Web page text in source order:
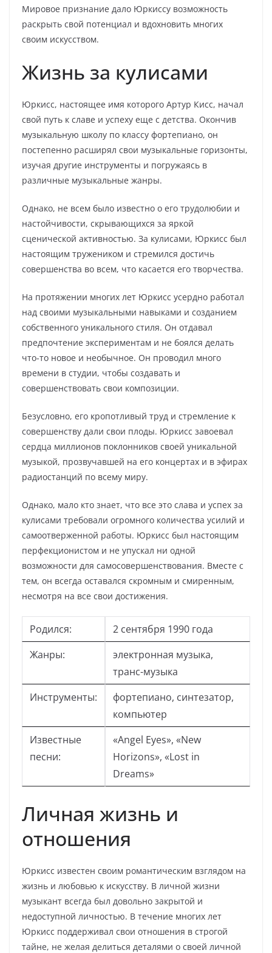
Мировое признание дало Юркиссу возможность
раскрыть свой потенциал и вдохновить многих
своим искусством.
Жизнь за кулисами
Юркисс, настоящее имя которого Артур Кисс, начал
свой путь к славе и успеху еще с детства. Окончив
музыкальную школу по классу фортепиано, он
постепенно расширял свои музыкальные горизонты,
изучая другие инструменты и погружаясь в
различные музыкальные жанры.
Однако, не всем было известно о его трудолюбии и
настойчивости, скрывающихся за яркой
сценической активностью. За кулисами, Юркисс был
настоящим тружеником и стремился достичь
совершенства во всем, что касается его творчества.
На протяжении многих лет Юркисс усердно работал
над своими музыкальными навыками и созданием
собственного уникального стиля. Он отдавал
предпочтение экспериментам и не боялся делать
что-то новое и необычное. Он проводил много
времени в студии, чтобы создавать и
совершенствовать свои композиции.
Безусловно, его кропотливый труд и стремление к
совершенству дали свои плоды. Юркисс завоевал
сердца миллионов поклонников своей уникальной
музыкой, прозвучавшей на его концертах и в эфирах
радиостанций по всему миру.
Однако, мало кто знает, что все это слава и успех за
кулисами требовали огромного количества усилий и
самоотверженной работы. Юркисс был настоящим
перфекционистом и не упускал ни одной
возможности для самосовершенствования. Вместе с
тем, он всегда оставался скромным и смиренным,
несмотря на все свои достижения.
Родился:
2 сентября 1990 года
Жанры:
электронная музыка,
транс-музыка
Инструменты:
фортепиано, синтезатор,
компьютер
Известные
песни:
«Angel Eyes», «New
Horizons», «Lost in
Dreams»
Личная жизнь и
отношения
Юркисс известен своим романтическим взглядом на
жизнь и любовью к искусству. В личной жизни
музыкант всегда был довольно закрытой и
недоступной личностью. В течение многих лет
Юркисс поддерживал свои отношения в строгой
тайне, не желая делиться деталями о своей личной